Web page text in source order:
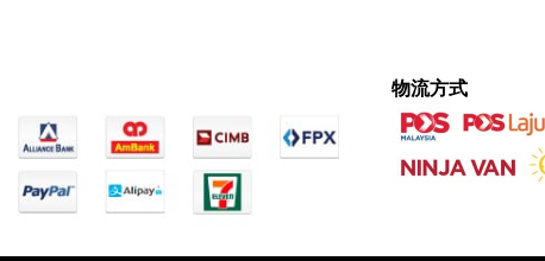
物流方式